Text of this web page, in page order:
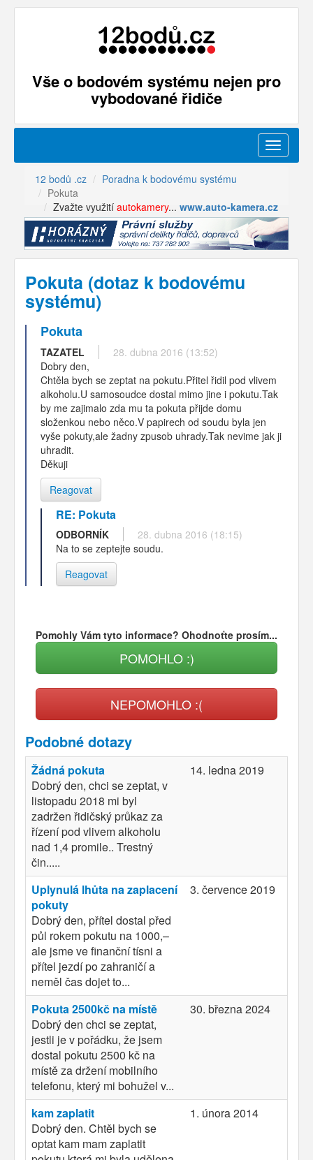
Vše o bodovém systému nejen pro
vybodované řidiče
Menu
12 bodů .cz
Poradna k bodovému systému
Pokuta
Zvažte využití autokamery... www.auto-kamera.cz
Pokuta (dotaz k bodovému
systému)
Pokuta
TAZATEL
28. dubna 2016 (13:52)
Dobry den,
Chtěla bych se zeptat na pokutu.Přitel řidil pod vlivem
alkoholu.U samosoudce dostal mimo jine i pokutu.Tak
by me zajimalo zda mu ta pokuta přijde domu
složenkou nebo něco.V papirech od soudu byla jen
vyše pokuty,ale žadny zpusob uhrady.Tak nevime jak ji
uhradit.
Děkuji
Reagovat
RE: Pokuta
ODBORNÍK
28. dubna 2016 (18:15)
Na to se zeptejte soudu.
Reagovat
Pomohly Vám tyto informace? Ohodnoťte prosím...
POMOHLO :)
NEPOMOHLO :(
Podobné dotazy
Žádná pokuta
Dobrý den, chci se zeptat, v
listopadu 2018 mi byl
zadržen řidičský průkaz za
řízení pod vlivem alkoholu
nad 1,4 promile.. Trestný
čin.....
14. ledna 2019
Uplynulá lhůta na zaplacení
pokuty
Dobrý den, přítel dostal před
půl rokem pokutu na 1000,–
ale jsme ve finanční tísni a
přítel jezdí po zahraničí a
neměl čas dojet to...
3. července 2019
Pokuta 2500kč na místě
Dobrý den chci se zeptat,
jestli je v pořádku, že jsem
dostal pokutu 2500 kč na
místě za držení mobilního
telefonu, který mi bohužel v...
30. března 2024
kam zaplatit
Dobrý den. Chtěl bych se
optat kam mam zaplatit
1. února 2014